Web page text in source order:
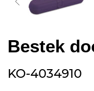
Bestek
KO-4034910